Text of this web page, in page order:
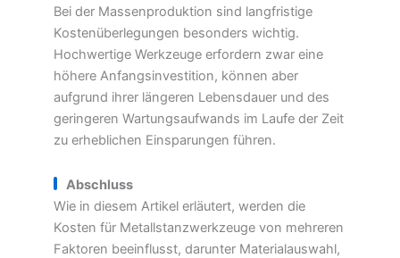
Bei der Massenproduktion sind langfristige
Kostenüberlegungen besonders wichtig.
Hochwertige Werkzeuge erfordern zwar eine
höhere Anfangsinvestition, können aber
aufgrund ihrer längeren Lebensdauer und des
geringeren Wartungsaufwands im Laufe der Zeit
zu erheblichen Einsparungen führen.
Abschluss
Wie in diesem Artikel erläutert, werden die
Kosten für Metallstanzwerkzeuge von mehreren
Faktoren beeinflusst, darunter Materialauswahl,